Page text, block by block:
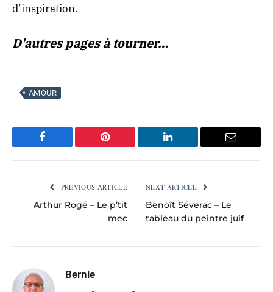
d’inspiration.
D'autres pages à tourner…
AMOUR
Facebook Pinterest LinkedIn Email
PREVIOUS ARTICLE
Arthur Rogé – Le p’tit
mec
NEXT ARTICLE
Benoît Séverac – Le
tableau du peintre juif
Bernie